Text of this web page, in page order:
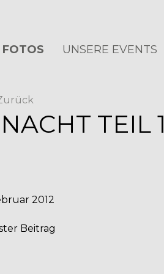
FOTOS UNSERE EVENTS
TEIL 1
2012
Beitrag